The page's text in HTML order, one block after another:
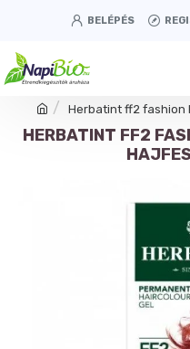
BELÉPÉS
Herbatint ff2 fashion
HERBATINT FF2